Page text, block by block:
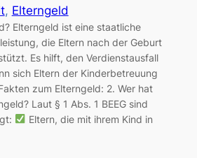
, Elterngeld
Elterngeld ist eine staatliche
die Eltern nach der Geburt
Es hilft, den Verdienstausfall
sich Eltern der Kinderbetreuung
zum Elterngeld: 2. Wer hat
Laut § 1 Abs. 1 BEEG sind
Eltern, die mit ihrem Kind in